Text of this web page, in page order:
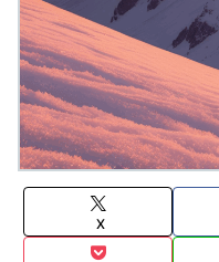
X